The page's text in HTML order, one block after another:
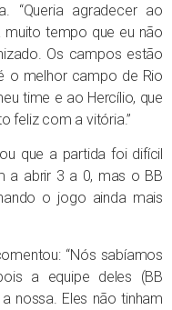
“Queria agradecer ao
muito tempo que eu não
Os campos estão
o melhor campo de Rio
time e ao Hercílio, que
feliz com a vitória.”
que a partida foi difícil
a abrir 3 a 0, mas o BB
o jogo ainda mais
“Nós sabíamos
a equipe deles (BB
nossa. Eles não tinham